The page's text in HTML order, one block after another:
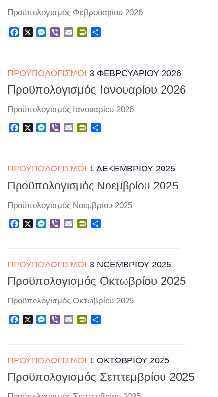
Προϋπολογισμός Φεβρουαρίου 2026
FacebookMessenger
Viber EmailPrintFriendly
ΠΡΟΫΠΟΛΟΓΙΣΜΟΊ 3 ΦΕΒΡΟΥΑΡΊΟΥ 2026
Προϋπολογισμός Ιανουαρίου 2026
Προϋπολογισμός Ιανουαρίου 2026
FacebookMessenger
Viber EmailPrintFriendly
ΠΡΟΫΠΟΛΟΓΙΣΜΟΊ 1 ΔΕΚΕΜΒΡΊΟΥ 2025
Προϋπολογισμός Νοεμβρίου 2025
Προϋπολογισμός Νοεμβρίου 2025
FacebookMessenger
Viber EmailPrintFriendly
ΠΡΟΫΠΟΛΟΓΙΣΜΟΊ 3 ΝΟΕΜΒΡΊΟΥ 2025
Προϋπολογισμός Οκτωβρίου 2025
Προϋπολογισμός Οκτωβρίου 2025
FacebookMessenger
Viber EmailPrintFriendly
ΠΡΟΫΠΟΛΟΓΙΣΜΟΊ 1 ΟΚΤΩΒΡΊΟΥ 2025
Προϋπολογισμός Σεπτεμβρίου 2025